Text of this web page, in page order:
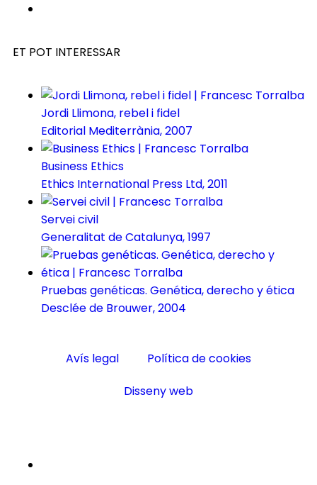
ET POT INTERESSAR
Jordi Llimona, rebel i fidel
Editorial Mediterrània, 2007
Business Ethics
Ethics International Press Ltd, 2011
Servei civil
Generalitat de Catalunya, 1997
Pruebas genéticas. Genética, derecho y ética
Desclée de Brouwer, 2004
Avís legal
Política de cookies
Disseny web